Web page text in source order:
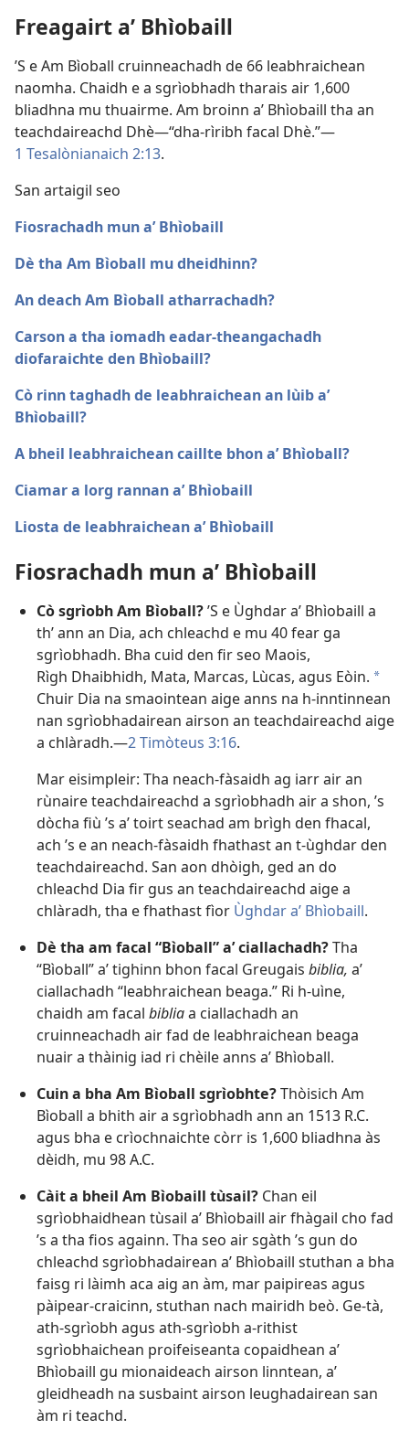
Freagairt a’ Bhìobaill
’S e Am Bìoball cruinneachadh de 66 leabhraichean
naomha. Chaidh e a sgrìobhadh tharais air 1,600
bliadhna mu thuairme. Am broinn a’ Bhìobaill tha an
teachdaireachd Dhè—“dha-rìribh facal Dhè.”—
1 Tesalònianaich 2:13.
San artaigil seo
Fiosrachadh mun a’ Bhìobaill
Dè tha Am Bìoball mu dheidhinn?
An deach Am Bìoball atharrachadh?
Carson a tha iomadh eadar-theangachadh
diofaraichte den Bhìobaill?
Cò rinn taghadh de leabhraichean an lùib a’
Bhìobaill?
A bheil leabhraichean caillte bhon a’ Bhìoball?
Ciamar a lorg rannan a’ Bhìobaill
Liosta de leabhraichean a’ Bhìobaill
Fiosrachadh mun a’ Bhìobaill
Cò sgrìobh Am Bìoball?’S e Ùghdar a’ Bhìobaill a
th’ ann an Dia, ach chleachd e mu 40 fear ga
sgrìobhadh. Bha cuid den fir seo Maois,
Rìgh Dhaibhidh, Mata, Marcas, Lùcas, agus Eòin. a
Chuir Dia na smaointean aige anns na h-inntinnean
nan sgrìobhadairean airson an teachdaireachd aige
a chlàradh.—2 Timòteus 3:16.
Mar eisimpleir: Tha neach-fàsaidh ag iarr air an
rùnaire teachdaireachd a sgrìobhadh air a shon, ’s
dòcha fiù ’s a’ toirt seachad am brìgh den fhacal,
ach ’s e an neach-fàsaidh fhathast an t-ùghdar den
teachdaireachd. San aon dhòigh, ged an do
chleachd Dia fir gus an teachdaireachd aige a
chlàradh, tha e fhathast fìor Ùghdar a’ Bhìobaill.
Dè tha am facal “Bìoball” a’ ciallachadh?Tha
“Bìoball” a’ tighinn bhon facal Greugais biblia, a’
ciallachadh “leabhraichean beaga.” Ri h-uìne,
chaidh am facal bibliaa ciallachadh an
cruinneachadh air fad de leabhraichean beaga
nuair a thàinig iad ri chèile anns a’ Bhìoball.
Cuin a bha Am Bìoball sgrìobhte?Thòisich Am
Bìoball a bhith air a sgrìobhadh ann an 1513 R.C.
agus bha e crìochnaichte còrr is 1,600 bliadhna às
dèidh, mu 98 A.C.
Càit a bheil Am Bìobaill tùsail? Chan eil
sgrìobhaidhean tùsail a’ Bhìobaill air fhàgail cho fad
’s a tha fios againn. Tha seo air sgàth ’s gun do
chleachd sgrìobhadairean a’ Bhìobaill stuthan a bha
faisg ri làimh aca aig an àm, mar paipireas agus
pàipear-craicinn, stuthan nach mairidh beò. Ge-tà,
ath-sgrìobh agus ath-sgrìobh a-rithist
sgrìobhaichean proifeiseanta copaidhean a’
Bhìobaill gu mionaideach airson linntean, a’
gleidheadh na susbaint airson leughadairean san
àm ri teachd.